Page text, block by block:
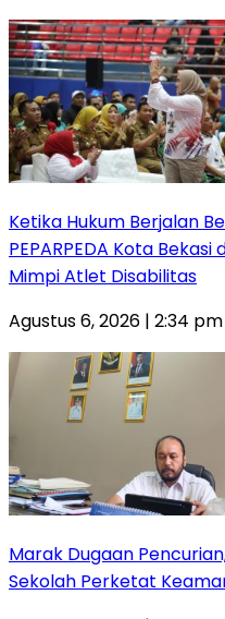
Ketika Hukum Berjalan
PEPARPEDA Kota
Mimpi Atlet Disabilitas
Agustus 6, 2026 | 2:34 pm
‎Marak Dugaan
Sekolah Perketat